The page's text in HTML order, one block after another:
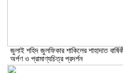
​জুলাই শহিদ জুলফিকার শাকিলের শাহাদাত
অর্পণ ও প্রামাণ্যচিত্র প্রদর্শন